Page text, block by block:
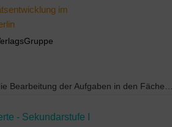
im
- Sekundarstufe I